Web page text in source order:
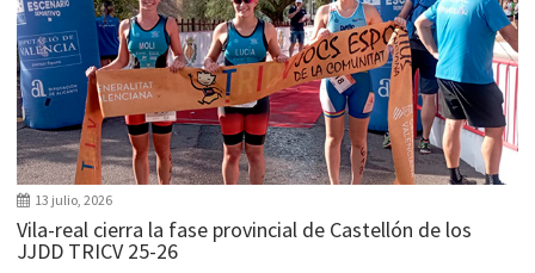
13 julio, 2026
Vila-real cierra la fase provincial de Castellón de los
JJDD TRICV 25-26